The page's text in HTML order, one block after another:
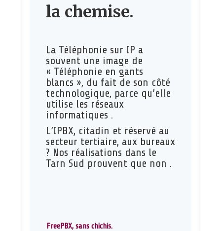
la chemise.
La Téléphonie sur IP a
souvent une image de
« Téléphonie en gants
blancs », du fait de son côté
technologique, parce qu’elle
utilise les réseaux
informatiques .
L’IPBX, citadin et réservé au
secteur tertiaire, aux bureaux
? Nos réalisations dans le
Tarn Sud prouvent que non .
FreePBX, sans chichis.